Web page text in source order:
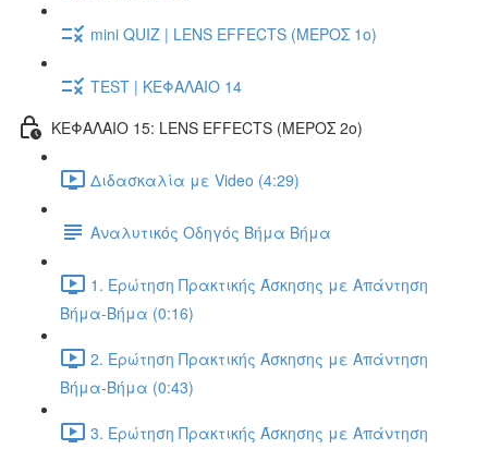
mini QUIZ | LENS EFFECTS (ΜΕΡΟΣ 1ο)
TEST | ΚΕΦΑΛΑΙΟ 14
ΚΕΦΑΛΑΙΟ 15: LENS EFFECTS (ΜΕΡΟΣ 2o)
Διδασκαλία με Video (4:29)
Αναλυτικός Οδηγός Βήμα Βήμα
1. Ερώτηση Πρακτικής Άσκησης με Απάντηση
Βήμα-Βήμα (0:16)
2. Ερώτηση Πρακτικής Άσκησης με Απάντηση
Βήμα-Βήμα (0:43)
3. Ερώτηση Πρακτικής Άσκησης με Απάντηση